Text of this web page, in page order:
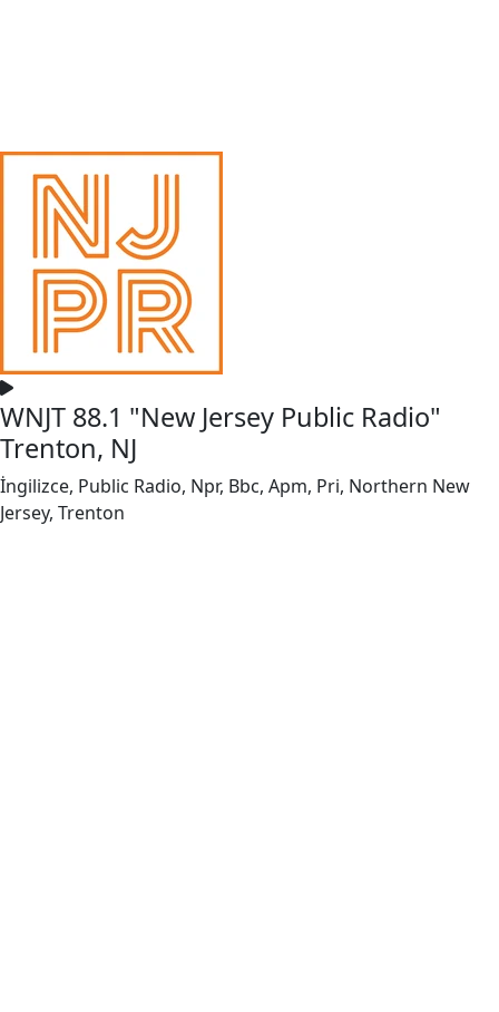
WNJT 88.1 "New Jersey Public Radio"
Trenton, NJ
İngilizce, Public Radio, Npr, Bbc, Apm, Pri, Northern New
Jersey, Trenton